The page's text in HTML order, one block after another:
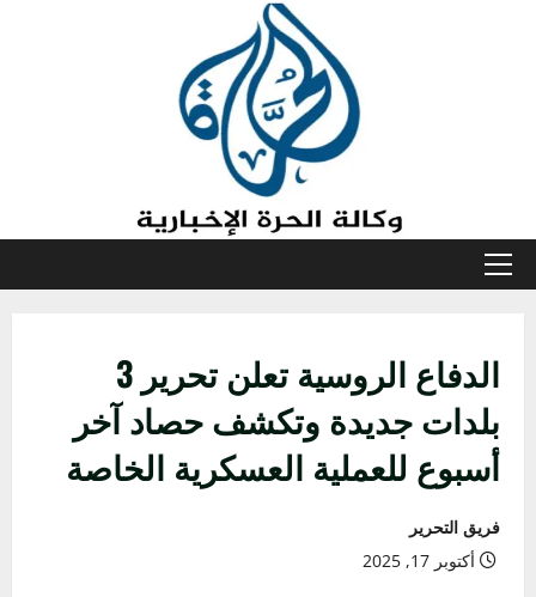
القائمة
الدفاع الروسية تعلن تحرير 3
بلدات جديدة وتكشف حصاد آخر
أسبوع للعملية العسكرية الخاصة
فريق التحرير
أكتوبر 17, 2025